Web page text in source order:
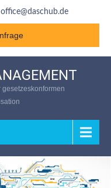
office@daschub.de